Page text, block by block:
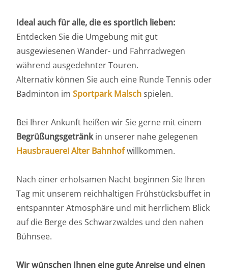
Ideal auch für alle, die es sportlich lieben:
Entdecken Sie die Umgebung mit gut
ausgewiesenen Wander- und Fahrradwegen
während ausgedehnter Touren.
Alternativ können Sie auch eine Runde Tennis oder
Badminton im Sportpark Malsch spielen.
Bei Ihrer Ankunft heißen wir Sie gerne mit einem
Begrüßungsgetränkin unserer nahe gelegenen
Hausbrauerei Alter Bahnhofwillkommen.
Nach einer erholsamen Nacht beginnen Sie Ihren
Tag mit unserem reichhaltigen Frühstücksbuffet in
entspannter Atmosphäre und mit herrlichem Blick
auf die Berge des Schwarzwaldes und den nahen
Bühnsee.
Wir wünschen Ihnen eine gute Anreise und einen